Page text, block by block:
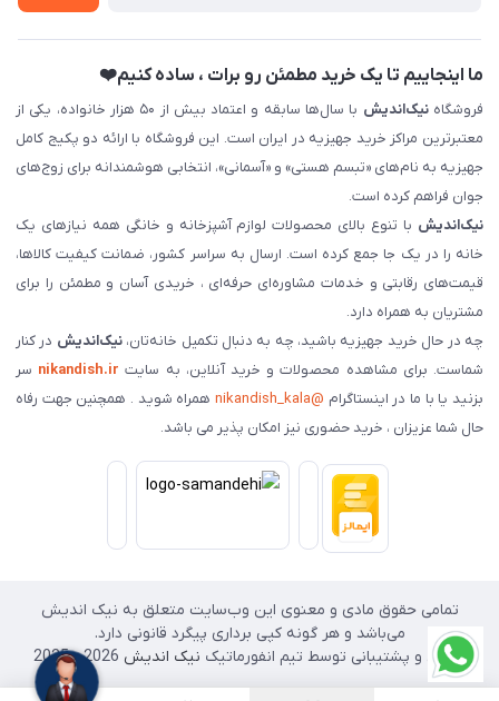
ما اینجاییم تا یک خرید مطمئن رو برات ، ساده کنیم❤️
فروشگاهنیک‌اندیش
با سال‌ها سابقه و اعتماد بیش از ۵۰ هزار خانواده، یکی از
معتبرترین مراکز خرید جهیزیه در ایران است. این فروشگاه با ارائه دو پکیج کامل
جهیزیه به نام‌های «تبسم هستی» و «آسمانی»، انتخابی هوشمندانه برای زوج‌های
جوان فراهم کرده است.
نیک‌اندیش با تنوع بالای محصولات لوازم آشپزخانه و خانگی همه نیازهای یک
خانه را در یک جا جمع کرده است. ارسال به سراسر کشور، ضمانت کیفیت کالاها،
قیمت‌های رقابتی و خدمات مشاوره‌ای حرفه‌ای ، خریدی آسان و مطمئن را برای
مشتریان به همراه دارد.
چه در حال خرید جهیزیه باشید، چه به دنبال تکمیل خانه‌تان،نیک‌اندیش در کنار
شماست. برای مشاهده محصولات و خرید آنلاین، به سایت nikandish.ir سر
بزنید یا با ما در اینستاگرام @nikandish_kala
همراه شوید . همچنین جهت رفاه
حال شما عزیزان ، خرید حضوری نیز امکان پذیر می باشد.
تمامی حقوق مادی و معنوی این وب‌سایت متعلق به نیک اندیش
می‌باشد و هر گونه کپی برداری پیگرد قانونی دارد.
طراحی و پشتیبانی توسط تیم انفورماتیک نیک اندیش 2026 - 2025